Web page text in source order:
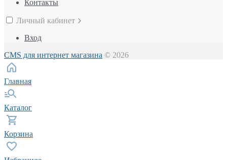
Контакты
Личный кабинет
Вход
CMS для интернет магазина © 2026
Главная
Каталог
Корзина